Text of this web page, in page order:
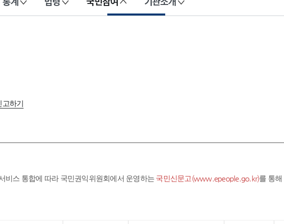
고하기
비스 통합에 따라 국민권익위원회에서 운영하는 국민신문고(www.epeople.go.kr)를 통해